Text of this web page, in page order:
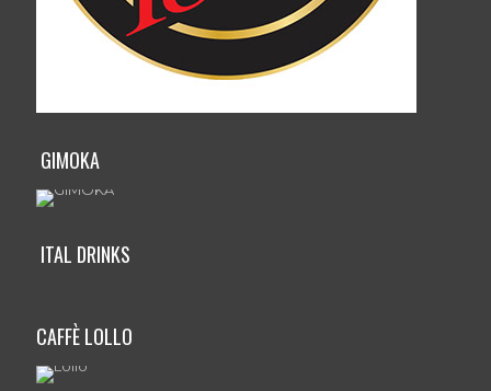
GIMOKA
ITAL DRINKS
CAFFÈ LOLLO